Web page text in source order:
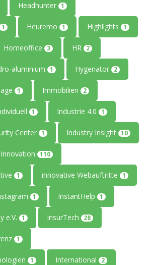
Headhunter 1
1 Heuremo 1 Highlights 1
Homeoffice 3 HR 2
aluminium 1 Hygenator 2
1 Immobilien 2
1 Industrie 4.0 1
Center 1 Industry Insight 10
Innovation 110
1 innovative Webauftritte 1
1 InstantHelp 1
e.V. 1 InsurTech 28
1
1 International 2